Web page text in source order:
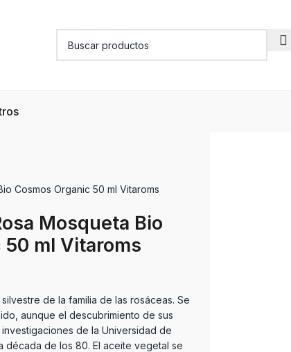
Cosmos Organic 50 ml Vitaroms
Mosqueta Bio
50 ml Vitaroms
de la familia de las rosáceas. Se
aunque el descubrimiento de sus
de la Universidad de
década de los 80. El aceite vegetal se